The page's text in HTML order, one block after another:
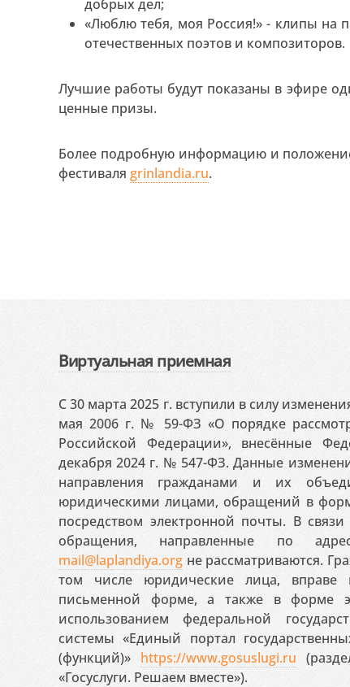
добрых дел;
«Люблю тебя, моя Россия!» - клипы на
отечественных поэтов и композиторов.
Лучшие работы будут показаны в эфире
ценные призы.
Более подробную информацию и
фестиваля grinlandia.ru.
Виртуальная приемная
С 30 марта 2025 г. вступили в силу
мая 2006 г. № 59-ФЗ «О порядке
Российской Федерации», внесённые
декабря 2024 г. № 547-ФЗ. Данные
направления гражданами и их
юридическими лицами, обращений в
посредством электронной почты. В
обращения, направленные по
mail@laplandiya.org не рассматриваются.
том числе юридические лица, вправе
письменной форме, а также в форме
использованием федеральной
системы «Единый портал
(функций)» https://www.gosuslugi.ru
«Госуслуги. Решаем вместе»).